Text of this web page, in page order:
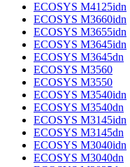
ECOSYS M4125idn
ECOSYS M3660idn
ECOSYS M3655idn
ECOSYS M3645idn
ECOSYS M3645dn
ECOSYS M3560
ECOSYS M3550
ECOSYS M3540idn
ECOSYS M3540dn
ECOSYS M3145idn
ECOSYS M3145dn
ECOSYS M3040idn
ECOSYS M3040dn